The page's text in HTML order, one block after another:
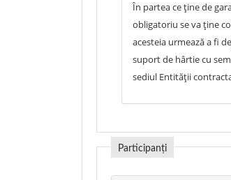
În partea ce ține de
obligatoriu se va ține
acesteia urmează a fi
suport de hârtie cu
sediul Entității
Participanți